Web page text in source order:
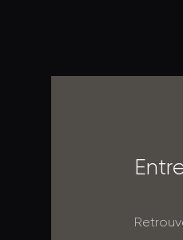
Entr